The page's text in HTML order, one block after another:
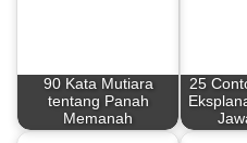
o
o e
A
p
90 Kata Mutiara
tentang Panah
Memanah
25